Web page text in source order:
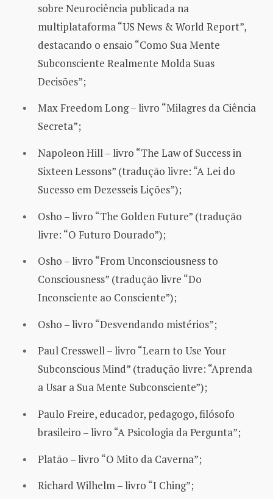
sobre Neurociência publicada na
multiplataforma “US News & World Report”,
destacando o ensaio “Como Sua Mente
Subconsciente Realmente Molda Suas
Decisões”;
Max Freedom Long – livro “Milagres da Ciência
Secreta”;
Napoleon Hill – livro “The Law of Success in
Sixteen Lessons” (tradução livre: “A Lei do
Sucesso em Dezesseis Lições”);
Osho – livro “The Golden Future” (tradução
livre: “O Futuro Dourado”);
Osho – livro “From Unconsciousness to
Consciousness” (tradução livre “Do
Inconsciente ao Consciente”);
Osho – livro “Desvendando mistérios”;
Paul Cresswell – livro “Learn to Use Your
Subconscious Mind” (tradução livre: “Aprenda
a Usar a Sua Mente Subconsciente”);
Paulo Freire, educador, pedagogo, filósofo
brasileiro – livro “A Psicologia da Pergunta”;
Platão – livro “O Mito da Caverna”;
Richard Wilhelm – livro “I Ching”;